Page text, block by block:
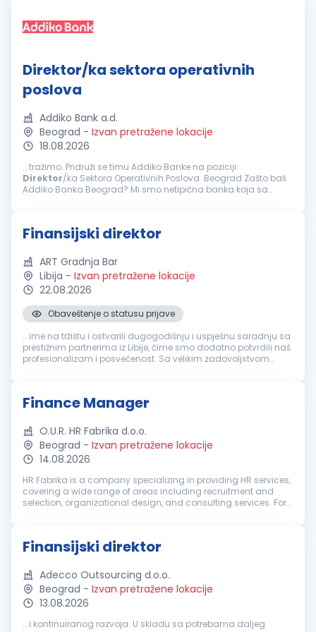
Direktor/ka sektora operativnih
poslova
Addiko Bank a.d.
Beograd - Izvan pretražene lokacije
18.08.2026
...tražimo. Pridruži se timu Addiko Banke na poziciji:
Direktor/ka Sektora Operativnih Poslova Beograd Zašto baš
Addiko Banka Beograd? Mi smo netipična banka koja sa
Finansijski direktor
ART Gradnja Bar
Libija - Izvan pretražene lokacije
22.08.2026
Obaveštenje o statusu prijave
...ime na tržištu i ostvarili dugogodišnju i uspješnu saradnju sa
prestižnim partnerima iz Libije, čime smo dodatno potvrdili naš
profesionalizam i posvećenost. Sa velikim zadovoljstvom
Finance Manager
O.U.R. HR Fabrika d.o.o.
Beograd - Izvan pretražene lokacije
14.08.2026
HR Fabrika is a company specializing in providing HR services,
covering a wide range of areas including recruitment and
selection, organizational design, and consulting services. For
Finansijski direktor
Adecco Outsourcing d.o.o.
Beograd - Izvan pretražene lokacije
13.08.2026
...i kontinuiranog razvoja. U skladu sa potrebama daljeg